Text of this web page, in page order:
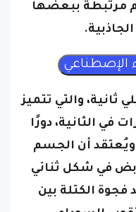
ثانية، والتي تتميز
في الثانية، دورًا
أن الجسم
في شكل ثنائي
الكتلة بين
السوداء.